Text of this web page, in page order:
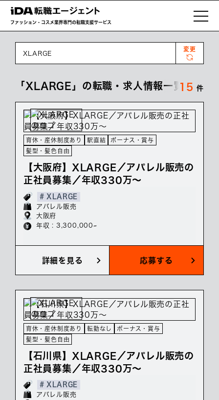
ファッション・コスメ業界専門の転職支援サービス
XLARGE
変更
「XLARGE」の転職・求人情報一覧15 件
育休・産休制度あり 駅直結
ボーナス・賞与
髪型・髪色自由
【大阪府】XLARGE／アパレル販売の
正社員募集／年収330万～
# XLARGE
アパレル販売
大阪府
年収 : 3,300,000~
詳細を見る 応募する
育休・産休制度あり 転勤なし
ボーナス・賞与
髪型・髪色自由
【石川県】XLARGE／アパレル販売の
正社員募集／年収330万～
# XLARGE
アパレル販売